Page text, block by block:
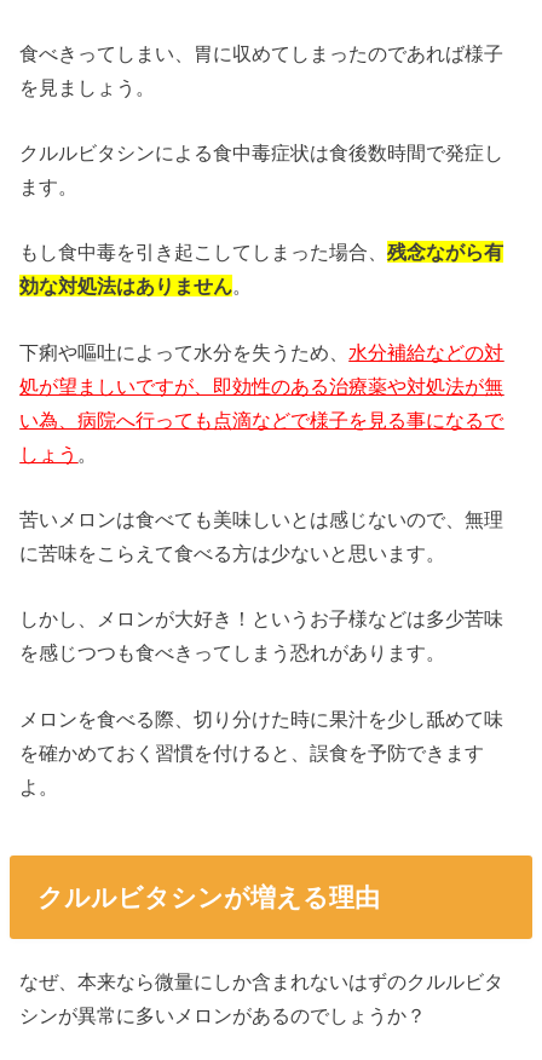
食べきってしまい、胃に収めてしまったのであれば様子
を見ましょう。
クルルビタシンによる食中毒症状は食後数時間で発症し
ます。
もし食中毒を引き起こしてしまった場合、残念ながら有
効な対処法はありません。
下痢や嘔吐によって水分を失うため、 水分補給などの対
処が望ましいですが、即効性のある治療薬や対処法が無
い為、病院へ行っても点滴などで様子を見る事になるで
しょう 。
苦いメロンは食べても美味しいとは感じないので、無理
に苦味をこらえて食べる方は少ないと思います。
しかし、メロンが大好き！というお子様などは多少苦味
を感じつつも食べきってしまう恐れがあります。
メロンを食べる際、切り分けた時に果汁を少し舐めて味
を確かめておく習慣を付けると、誤食を予防できます
よ。
クルルビタシンが増える理由
なぜ、本来なら微量にしか含まれないはずのクルルビタ
シンが異常に多いメロンがあるのでしょうか？